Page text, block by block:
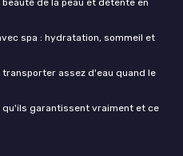
beauté de la peau et détente en
spa : hydratation, sommeil et
transporter assez d'eau quand le
garantissent vraiment et ce